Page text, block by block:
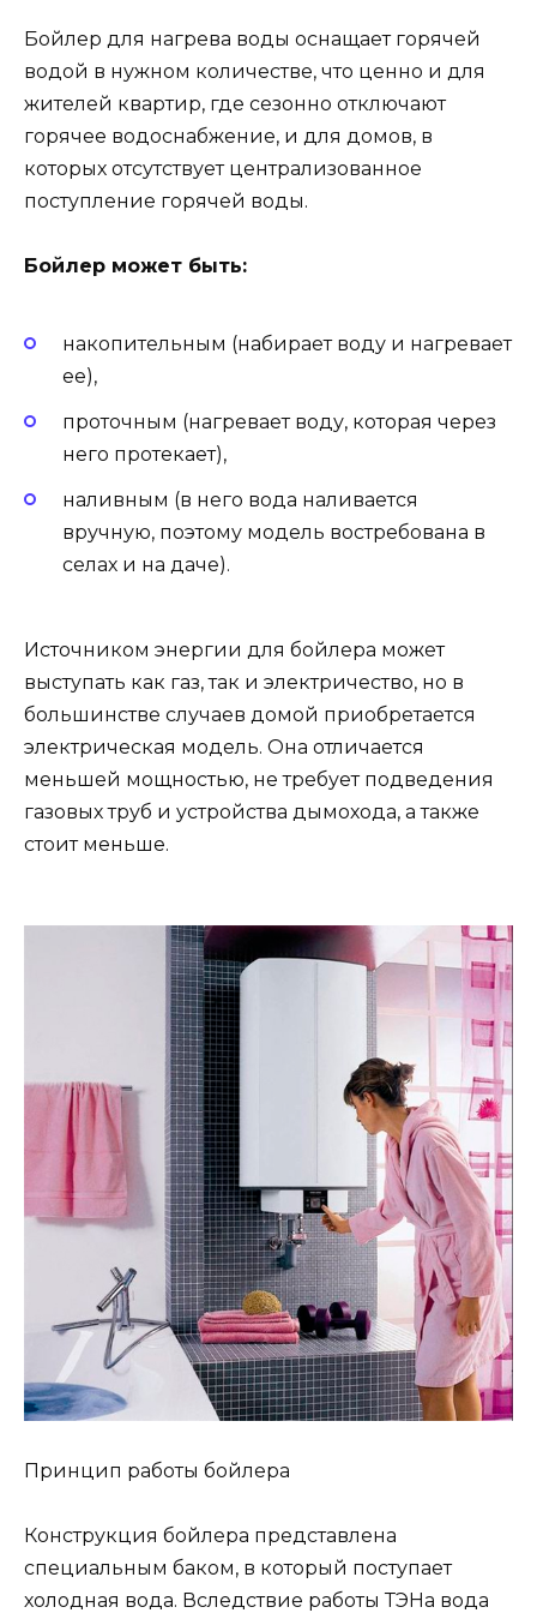
Бойлер для нагрева воды оснащает горячей
водой в нужном количестве, что ценно и для
жителей квартир, где сезонно отключают
горячее водоснабжение, и для домов, в
которых отсутствует централизованное
поступление горячей воды.
Бойлер может быть:
накопительным (набирает воду и нагревает
ее),
проточным (нагревает воду, которая через
него протекает),
наливным (в него вода наливается
вручную, поэтому модель востребована в
селах и на даче).
Источником энергии для бойлера может
выступать как газ, так и электричество, но в
большинстве случаев домой приобретается
электрическая модель. Она отличается
меньшей мощностью, не требует подведения
газовых труб и устройства дымохода, а также
стоит меньше.
Принцип работы бойлера
Конструкция бойлера представлена
специальным баком, в который поступает
холодная вода. Вследствие работы ТЭНа вода